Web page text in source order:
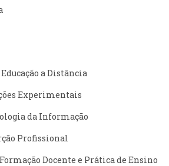
a Distância
Experimentais
da Informação
Profissional
Docente e Prática de Ensino